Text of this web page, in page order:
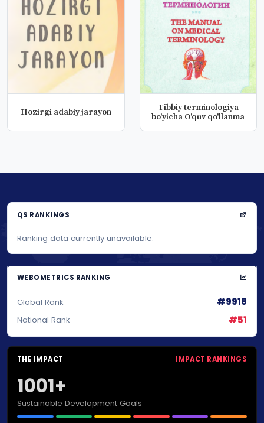
Hozirgi adabiy jarayon
Tibbiy terminologiya
bo'yicha O'quv qo'llanma
QS RANKINGS
Ranking data currently unavailable.
WEBOMETRICS RANKING
Global Rank #9918
National Rank #51
THE IMPACT IMPACT RANKINGS
1001+
Sustainable Development Goals